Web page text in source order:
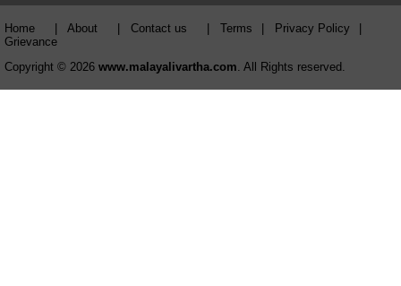
Home About Contact us Terms Privacy Policy
Grievance
Copyright © 2026 www.malayalivartha.com . All Rights reserved.